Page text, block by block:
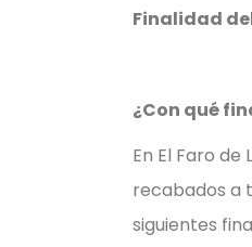
Finalidad
¿Con qué
En El Faro
recabados a
siguientes